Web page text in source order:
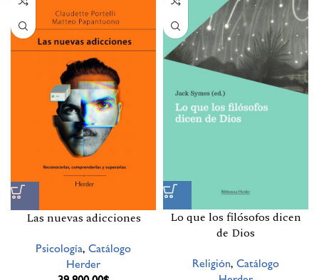
Las nuevas adicciones
Psicología, Catálogo
Herder
Lo que los filósofos dicen
de Dios
Religión, Catálogo